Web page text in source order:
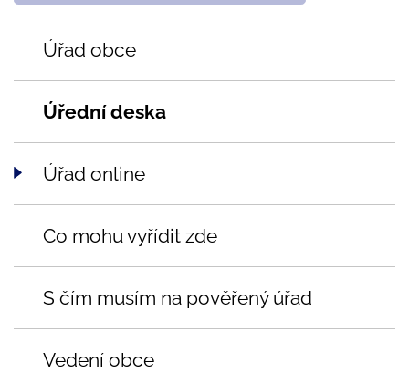
Úřad obce
Úřední deska
Úřad online
Co mohu vyřídit zde
S čím musím na pověřený úřad
Vedení obce